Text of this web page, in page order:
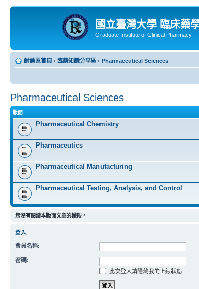
國立臺灣大學 臨床藥
Graduate Institute of Clinical Pharmacy
討論區首頁 ‹ 臨藥知識分享區 ‹ Pharmaceutical Sciences
Pharmaceutical Sciences
版面
Pharmaceutical Chemistry
Pharmaceutics
Pharmaceutical Manufacturing
Pharmaceutical Testing, Analysis, and Control
您沒有閱讀本版面文章的權限。
登入
會員名稱:
密碼:
此次登入請隱藏我的上線狀態